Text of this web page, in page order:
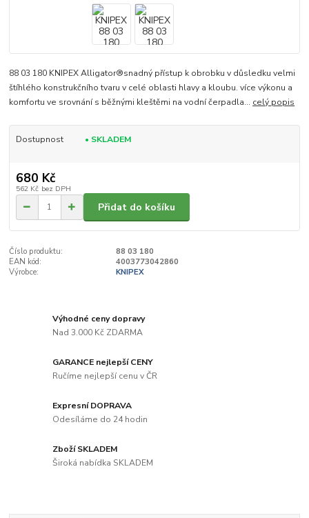
88 03 180 KNIPEX Alligator®snadný přístup k obrobku v důsledku velmi
štíhlého konstrukčního tvaru v celé oblasti hlavy a kloubu. více výkonu a
komfortu ve srovnání s běžnými kleštěmi na vodní čerpadla... celý popis
Dostupnost • SKLADEM
680 Kč
562 Kč bez DPH
Přidat do košíku
Číslo produktu:
88 03 180
EAN kód:
4003773042860
Výrobce:
KNIPEX
Výhodné ceny dopravy
Nad 3.000 Kč ZDARMA
GARANCE nejlepší CENY
Ručíme nejlepší cenu v ČR
Expresní DOPRAVA
Odesíláme do 24 hodin
Zboží SKLADEM
Široká nabídka SKLADEM